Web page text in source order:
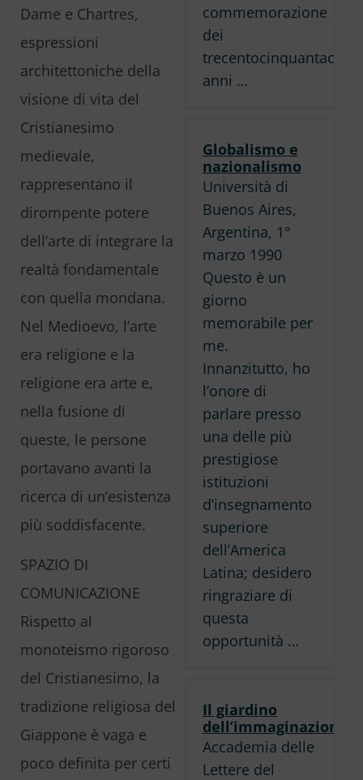
Dame e Chartres,
espressioni
architettoniche della
visione di vita del
Cristianesimo
medievale,
rappresentano il
dirompente potere
dell’arte di integrare la
realtà fondamentale
con quella mondana.
Nel Medioevo, l’arte
era religione e la
religione era arte e,
nella fusione di
queste, le persone
portavano avanti la
ricerca di un’esistenza
più soddisfacente.
SPAZIO DI
COMUNICAZIONE
Rispetto al
monoteismo rigoroso
del Cristianesimo, la
tradizione religiosa del
Giappone è vaga e
poco definita per certi
commemorazione
dei
anni …
Globalismo e
nazionalismo
Università di
Buenos Aires,
Argentina, 1°
marzo 1990
Questo è un
giorno
memorabile per
me.
Innanzitutto, ho
l’onore di
parlare presso
una delle più
prestigiose
istituzioni
d’insegnamento
superiore
dell’America
Latina; desidero
ringraziare di
questa
opportunità …
Il giardino
dell’immaginazione
Accademia delle
Lettere del